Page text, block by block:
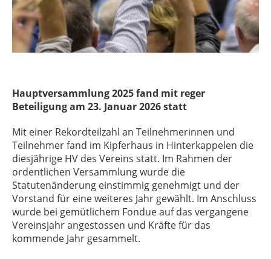
Hauptversammlung 2025 fand mit reger
Beteiligung am 23. Januar 2026 statt
Mit einer Rekordteilzahl an Teilnehmerinnen und
Teilnehmer fand im Kipferhaus in Hinterkappelen die
diesjährige HV des Vereins statt. Im Rahmen der
ordentlichen Versammlung wurde die
Statutenänderung einstimmig genehmigt und der
Vorstand für eine weiteres Jahr gewählt. Im Anschluss
wurde bei gemütlichem Fondue auf das vergangene
Vereinsjahr angestossen und Kräfte für das
kommende Jahr gesammelt.